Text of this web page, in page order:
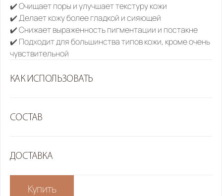
✔️ Очищает поры и улучшает текстуру кожи
✔️ Делает кожу более гладкой и сияющей
✔️ Снижает выраженность пигментации и постакне
✔️ Подходит для большинства типов кожи, кроме очень
чувствительной
КАК ИСПОЛЬЗОВАТЬ
СОСТАВ
ДОСТАВКА
Купить